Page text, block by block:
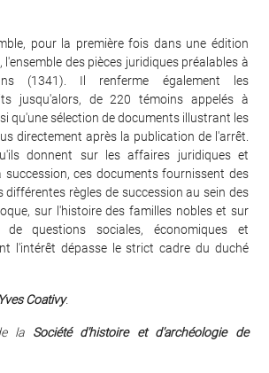
pour la première fois dans une édition
des pièces juridiques préalables à
(1341). Il renferme également les
jusqu'alors, de 220 témoins appelés à
qu'une sélection de documents illustrant les
directement après la publication de l'arrêt.
donnent sur les affaires juridiques et
succession, ces documents fournissent des
différentes règles de succession au sein des
sur l'histoire des familles nobles et sur
questions sociales, économiques et
l'intérêt dépasse le strict cadre du duché
Coativy.
la Société d'histoire et d'archéologie de